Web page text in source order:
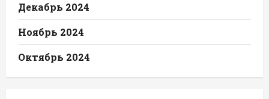
Декабрь 2024
Ноябрь 2024
Октябрь 2024